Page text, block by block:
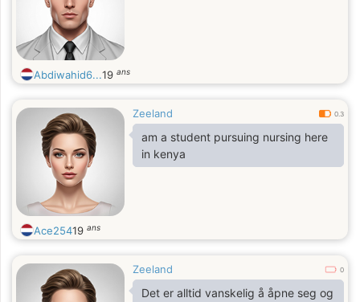
Abdiwahid6...19 ans
Zeeland 0.3
am a student pursuing nursing here
in kenya
Ace25419 ans
Zeeland 0
Det er alltid vanskelig å åpne seg og